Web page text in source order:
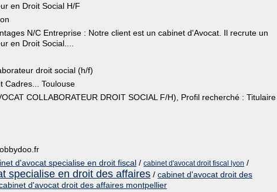
en Droit Social H/F
N/C Entreprise : Notre client est un cabinet d'Avocat. Il recrute un
en Droit Social....
droit social (h/f)
Cadres... Toulouse
COLLABORATEUR DROIT SOCIAL F/H), Profil recherché : Titulaire
d'avocat specialise en droit fiscal / cabinet d'avocat droit fiscal lyon /
specialise en droit des affaires / cabinet d'avocat droit des
d'avocat droit des affaires montpellier